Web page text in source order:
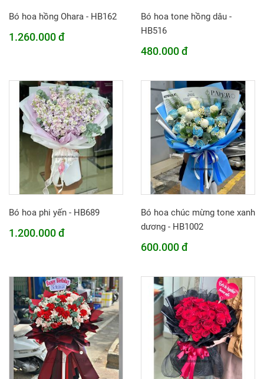
Bó hoa hồng Ohara - HB162
1.260.000 đ
Bó hoa tone hồng dâu -
HB516
480.000 đ
Bó hoa phi yến - HB689
1.200.000 đ
Bó hoa chúc mừng tone xanh
dương - HB1002
600.000 đ